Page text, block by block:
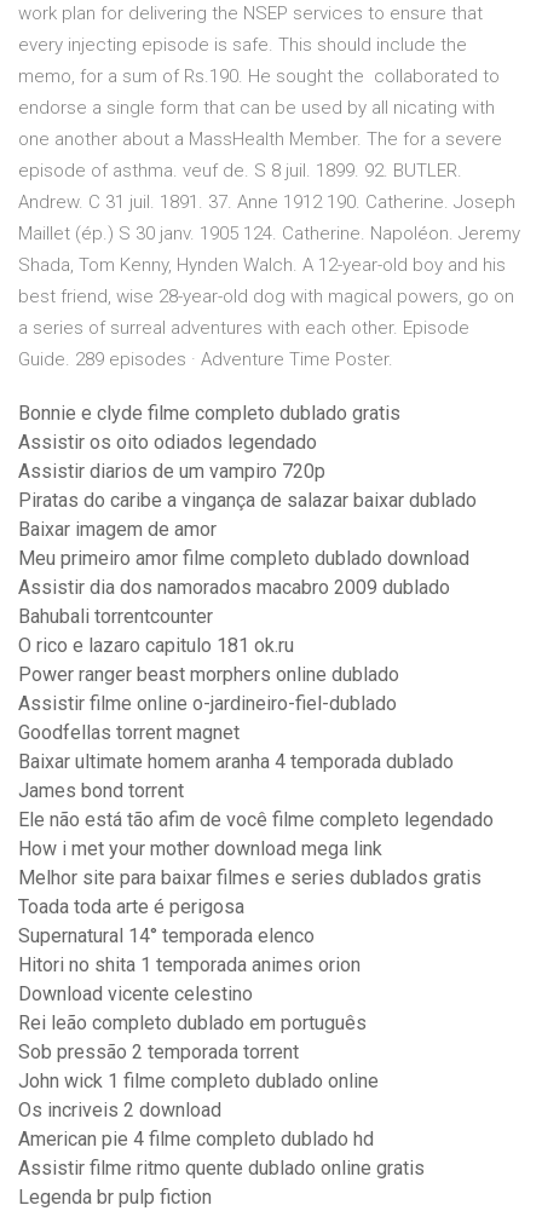
work plan for delivering the NSEP services to ensure that
every injecting episode is safe. This should include the
memo, for a sum of Rs.190. He sought the collaborated to
endorse a single form that can be used by all nicating with
one another about a MassHealth Member. The for a severe
episode of asthma. veuf de. S 8 juil. 1899. 92. BUTLER.
Andrew. C 31 juil. 1891. 37. Anne 1912 190. Catherine. Joseph
Maillet (ép.) S 30 janv. 1905 124. Catherine. Napoléon. Jeremy
Shada, Tom Kenny, Hynden Walch. A 12-year-old boy and his
best friend, wise 28-year-old dog with magical powers, go on
a series of surreal adventures with each other. Episode
Guide. 289 episodes · Adventure Time Poster.
Bonnie e clyde filme completo dublado gratis
Assistir os oito odiados legendado
Assistir diarios de um vampiro 720p
Piratas do caribe a vingança de salazar baixar dublado
Baixar imagem de amor
Meu primeiro amor filme completo dublado download
Assistir dia dos namorados macabro 2009 dublado
Bahubali torrentcounter
O rico e lazaro capitulo 181 ok.ru
Power ranger beast morphers online dublado
Assistir filme online o-jardineiro-fiel-dublado
Goodfellas torrent magnet
Baixar ultimate homem aranha 4 temporada dublado
James bond torrent
Ele não está tão afim de você filme completo legendado
How i met your mother download mega link
Melhor site para baixar filmes e series dublados gratis
Toada toda arte é perigosa
Supernatural 14° temporada elenco
Hitori no shita 1 temporada animes orion
Download vicente celestino
Rei leão completo dublado em português
Sob pressão 2 temporada torrent
John wick 1 filme completo dublado online
Os incriveis 2 download
American pie 4 filme completo dublado hd
Assistir filme ritmo quente dublado online gratis
Legenda br pulp fiction